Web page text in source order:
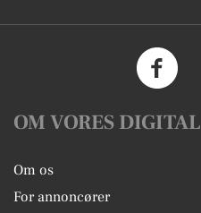
OM VORES DIGITAL
Om os
For annoncører